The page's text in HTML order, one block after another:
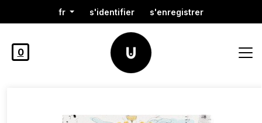
fr s'identifier s'enregistrer
0